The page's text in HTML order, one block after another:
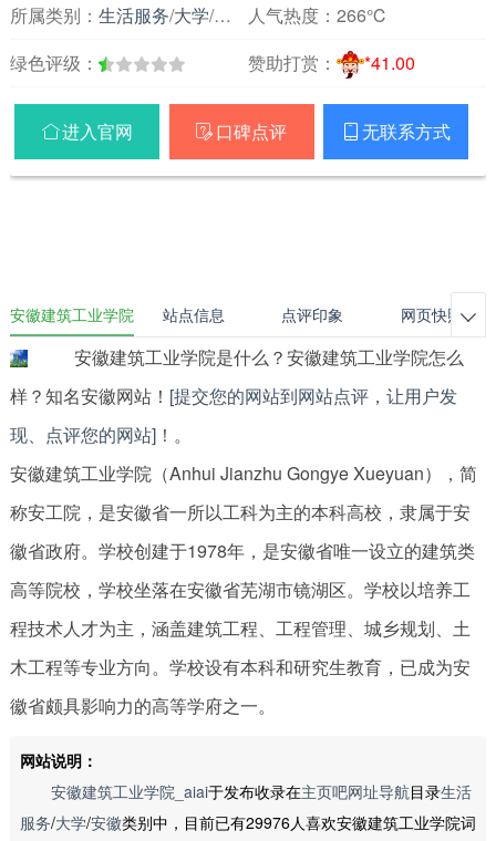
所属类别： 生活服务/大学/安徽 人气热度： 266℃
绿色评级：
赞助打赏： *41.00
进入官网  口碑点评  无联系方式
安徽建筑工业学院 站点信息 点评印象 网页快照
安徽建筑工业学院是什么？安徽建筑工业学院怎么
样？知名安徽网站！ [提交您的网站到网站点评，让用户发
现、点评您的网站]！ 。
安徽建筑工业学院（Anhui Jianzhu Gongye Xueyuan），简
称安工院，是安徽省一所以工科为主的本科高校，隶属于安
徽省政府。学校创建于1978年，是安徽省唯一设立的建筑类
高等院校，学校坐落在安徽省芜湖市镜湖区。学校以培养工
程技术人才为主，涵盖建筑工程、工程管理、城乡规划、土
木工程等专业方向。学校设有本科和研究生教育，已成为安
徽省颇具影响力的高等学府之一。
网站说明：
安徽建筑工业学院_aiai于发布收录在主页吧网址导航目录生活
服务/大学/安徽类别中，目前已有29976人喜欢安徽建筑工业学院词